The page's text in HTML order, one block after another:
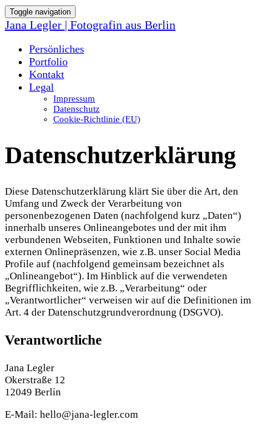
Toggle navigation
Jana Legler | Fotografin aus Berlin
Persönliches
Portfolio
Kontakt
Legal
Impressum
Datenschutz
Cookie-Richtlinie (EU)
Datenschutzerklärung
Diese Datenschutzerklärung klärt Sie über die Art, den
Umfang und Zweck der Verarbeitung von
personenbezogenen Daten (nachfolgend kurz „Daten“)
innerhalb unseres Onlineangebotes und der mit ihm
verbundenen Webseiten, Funktionen und Inhalte sowie
externen Onlinepräsenzen, wie z.B. unser Social Media
Profile auf (nachfolgend gemeinsam bezeichnet als
„Onlineangebot“). Im Hinblick auf die verwendeten
Begrifflichkeiten, wie z.B. „Verarbeitung“ oder
„Verantwortlicher“ verweisen wir auf die Definitionen im
Art. 4 der Datenschutzgrundverordnung (DSGVO).
Verantwortliche
Jana Legler
Okerstraße 12
12049 Berlin
E-Mail: hello@jana-legler.com